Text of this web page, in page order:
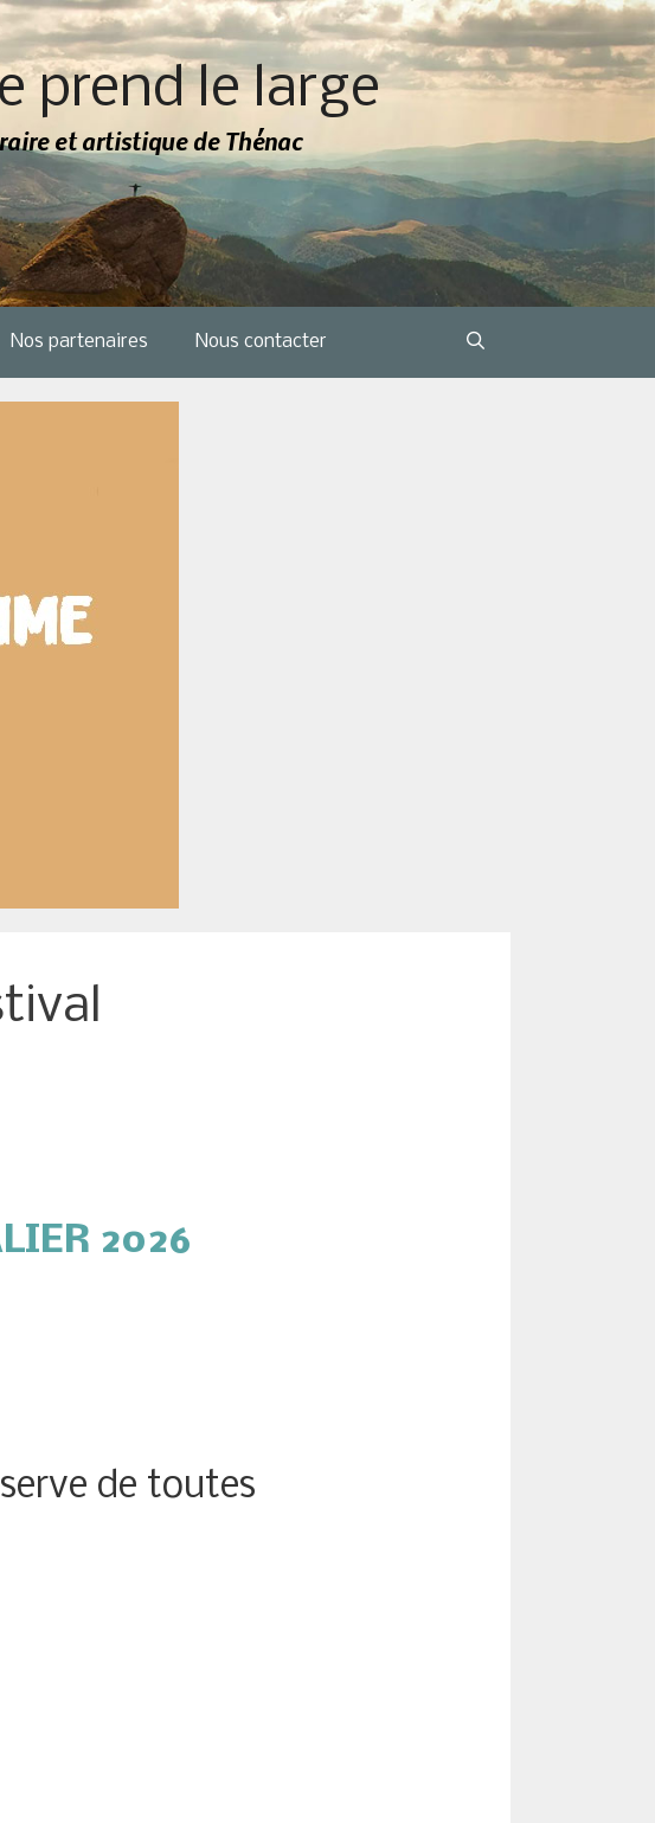
prend le large
et artistique de Thénac
Nos partenaires Nous contacter
2026
de toutes